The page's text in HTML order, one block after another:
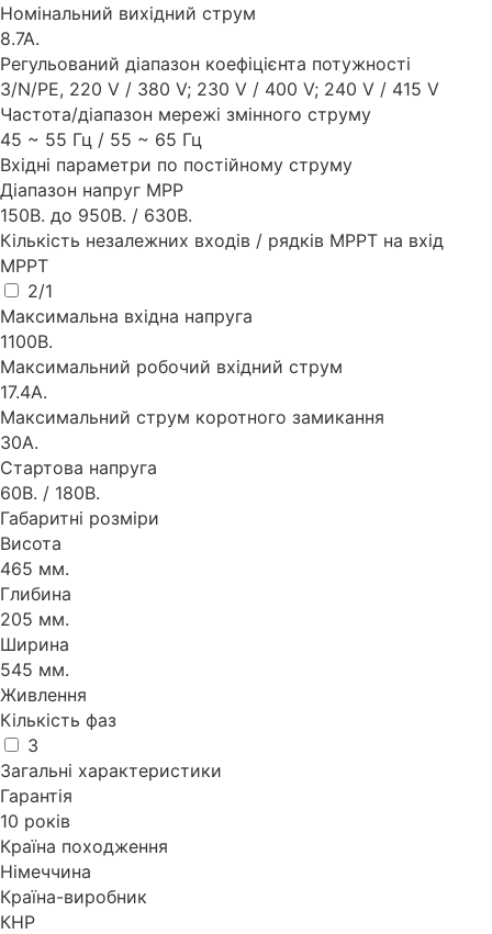
Номінальний вихідний струм
8.7А.
Регульований діапазон коефіцієнта потужності
3/N/PE, 220 V / 380 V; 230 V / 400 V; 240 V / 415 V
Частота/діапазон мережі змінного струму
45 ~ 55 Гц / 55 ~ 65 Гц
Вхідні параметри по постійному струму
Діапазон напруг MPP
150В. до 950В. / 630В.
Кількість незалежних входів / рядків MPPT на вхід
MPPT
2/1
Максимальна вхідна напруга
1100В.
Максимальний робочий вхідний струм
17.4А.
Максимальний струм коротного замикання
30А.
Стартова напруга
60В. / 180В.
Габаритні розміри
Висота
465 мм.
Глибина
205 мм.
Ширина
545 мм.
Живлення
Кількість фаз
3
Загальні характеристики
Гарантія
10 років
Країна походження
Німеччина
Країна-виробник
КНР